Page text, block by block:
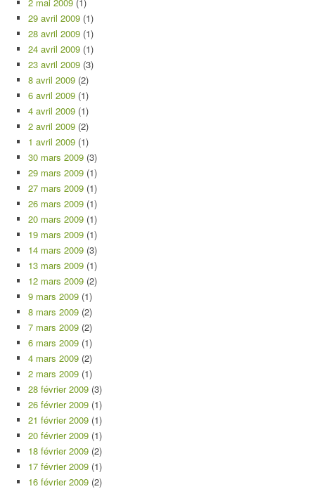
29 avril 2009 (1)
28 avril 2009 (1)
24 avril 2009 (1)
23 avril 2009 (3)
8 avril 2009 (2)
6 avril 2009 (1)
4 avril 2009 (1)
2 avril 2009 (2)
1 avril 2009 (1)
30 mars 2009 (3)
29 mars 2009 (1)
27 mars 2009 (1)
26 mars 2009 (1)
20 mars 2009 (1)
19 mars 2009 (1)
14 mars 2009 (3)
13 mars 2009 (1)
12 mars 2009 (2)
9 mars 2009 (1)
8 mars 2009 (2)
7 mars 2009 (2)
6 mars 2009 (1)
4 mars 2009 (2)
2 mars 2009 (1)
28 février 2009 (3)
26 février 2009 (1)
21 février 2009 (1)
20 février 2009 (1)
18 février 2009 (2)
17 février 2009 (1)
16 février 2009 (2)